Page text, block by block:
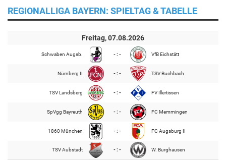
REGIONALLIGA BAYERN: SPIELTAG & TABELLE
Freitag, 07.08.2026
Schwaben Augsb. - : - VfB Eichstätt
Nürnberg II - : - TSV Buchbach
TSV Landsberg - : - FV Illertissen
SpVgg Bayreuth - : - FC Memmingen
1860 München - : - FC Augsburg II
TSV Aubstadt - : - W. Burghausen